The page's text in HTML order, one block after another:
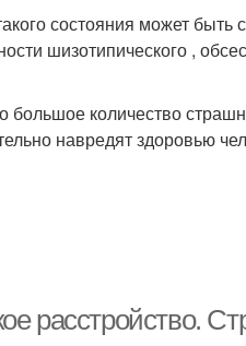
состояния может быть
шизотипического ,
количество
навредят здоровью
расстройство.